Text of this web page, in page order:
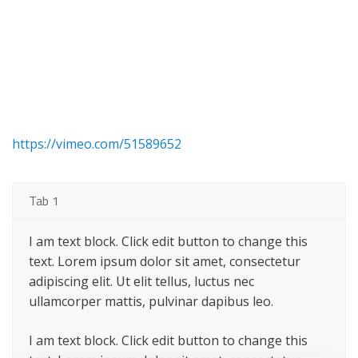
https://vimeo.com/51589652
Tab 1
I am text block. Click edit button to change this
text. Lorem ipsum dolor sit amet, consectetur
adipiscing elit. Ut elit tellus, luctus nec
ullamcorper mattis, pulvinar dapibus leo.
I am text block. Click edit button to change this